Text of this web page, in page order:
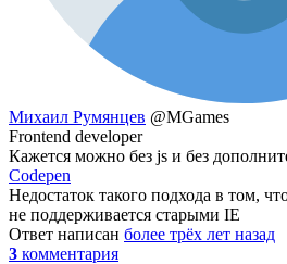
Михаил Румянцев @MGames
Frontend developer
Кажется можно без js и без
Codepen
Недостаток такого подхода в том,
не поддерживается старыми IE
Ответ написан более трёх лет назад
3 комментария